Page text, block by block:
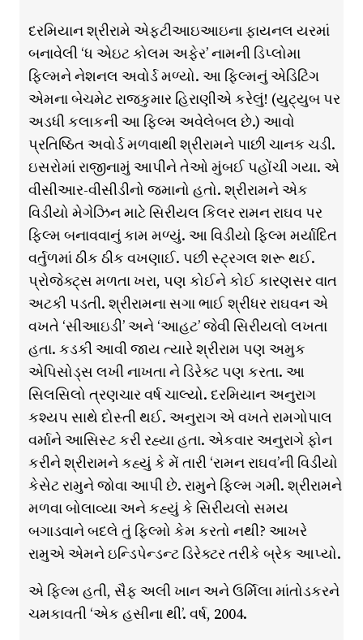
દરમિયાન શ્રીરામે એફટીઆઇઆઇના ફાયનલ યરમાં
બનાવેલી ‘ધ એઇટ કોલમ અફેર’ નામની ડિપ્લોમા
ફિલ્મને નેશનલ અવોર્ડ મળ્યો. આ ફિલ્મનું એડિટિંગ
એમના બેચમેટ રાજકુમાર હિરાણીએ કરેલું! (યુટ્યુબ પર
અડધી કલાકની આ ફિલ્મ અવેલેબલ છે.) આવો
પ્રતિષ્ઠિત અવોર્ડ મળવાથી શ્રીરામને પાછી ચાનક ચડી.
ઇસરોમાં રાજીનામું આપીને તેઓ મુંબઈ પહોંચી ગયા. એ
વીસીઆર-વીસીડીનો જમાનો હતો. શ્રીરામને એક
વિડીયો મેગેઝિન માટે સિરીયલ કિલર રામન રાઘવ પર
ફિલ્મ બનાવવાનું કામ મળ્યું. આ વિડીયો ફિલ્મ મર્યાદિત
વર્તુળમાં ઠીક ઠીક વખણાઈ. પછી સ્ટ્રગલ શરૂ થઈ.
પ્રોજેક્ટ્સ મળતા ખરા, પણ કોઈને કોઈ કારણસર વાત
અટકી પડતી. શ્રીરામના સગા ભાઈ શ્રીધર રાઘવન એ
વખતે ‘સીઆઇડી’ અને ‘આહટ’ જેવી સિરીયલો લખતા
હતા. કડકી આવી જાય ત્યારે શ્રીરામ પણ અમુક
એપિસોડ્સ લખી નાખતા ને ડિરેક્ટ પણ કરતા. આ
સિલસિલો ત્રણચાર વર્ષ ચાલ્યો. દરમિયાન અનુરાગ
કશ્યપ સાથે દોસ્તી થઈ. અનુરાગ એ વખતે રામગોપાલ
વર્માને આસિસ્ટ કરી રહ્યા હતા. એકવાર અનુરાગે ફોન
કરીને શ્રીરામને કહ્યું કે મેં તારી ‘રામન રાઘવ’ની વિડીયો
કેસેટ રામુને જોવા આપી છે. રામુને ફિલ્મ ગમી. શ્રીરામને
મળવા બોલાવ્યા અને કહ્યું કે સિરીયલો સમય
બગાડવાને બદલે તું ફિલ્મો કેમ કરતો નથી? આખરે
રામુએ એમને ઇન્ડિપેન્ડન્ટ ડિરેક્ટર તરીકે બ્રેક આપ્યો.
એ ફિલ્મ હતી, સૈફ અલી ખાન અને ઉર્મિલા માંતોડકરને
ચમકાવતી ‘એક હસીના થી’. વર્ષ, 2004.